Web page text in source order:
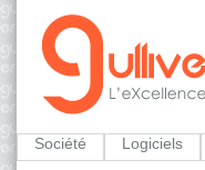
Société Logiciels